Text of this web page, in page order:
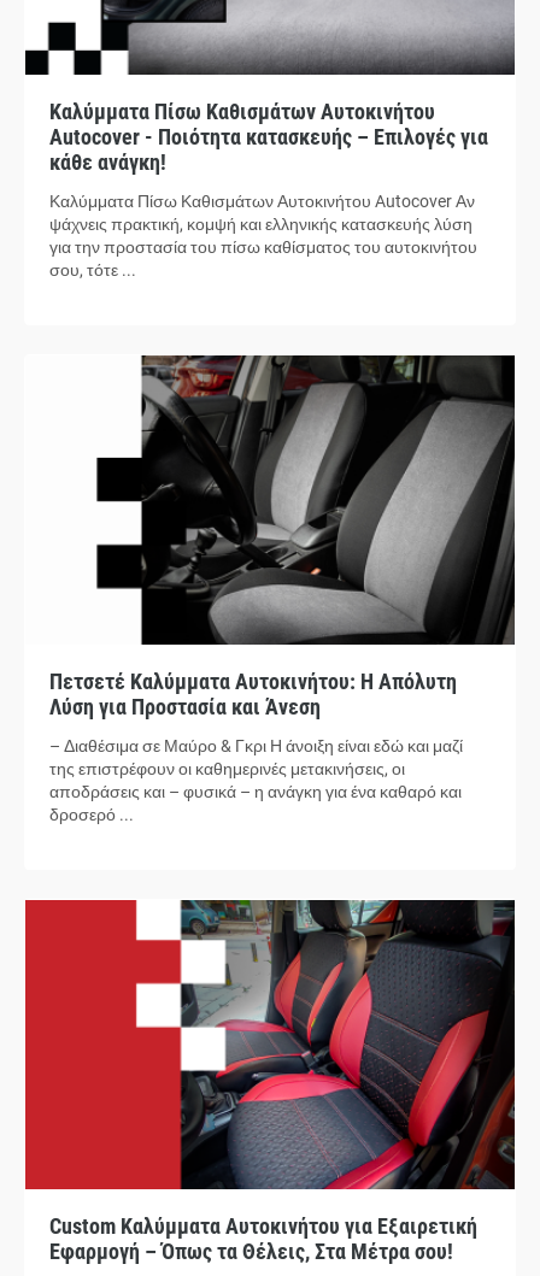
Καλύμματα Πίσω Καθισμάτων Αυτοκινήτου
Autocover - Ποιότητα κατασκευής – Επιλογές για
κάθε ανάγκη!
Καλύμματα Πίσω Καθισμάτων Αυτοκινήτου Autocover Αν
ψάχνεις πρακτική, κομψή και ελληνικής κατασκευής λύση
για την προστασία του πίσω καθίσματος του αυτοκινήτου
σου, τότε ...
Πετσετέ Καλύμματα Αυτοκινήτου: Η Απόλυτη
Λύση για Προστασία και Άνεση
– Διαθέσιμα σε Μαύρο & Γκρι Η άνοιξη είναι εδώ και μαζί
της επιστρέφουν οι καθημερινές μετακινήσεις, οι
αποδράσεις και – φυσικά – η ανάγκη για ένα καθαρό και
δροσερό ...
Custom Καλύμματα Αυτοκινήτου για Εξαιρετική
Εφαρμογή – Όπως τα Θέλεις, Στα Μέτρα σου!